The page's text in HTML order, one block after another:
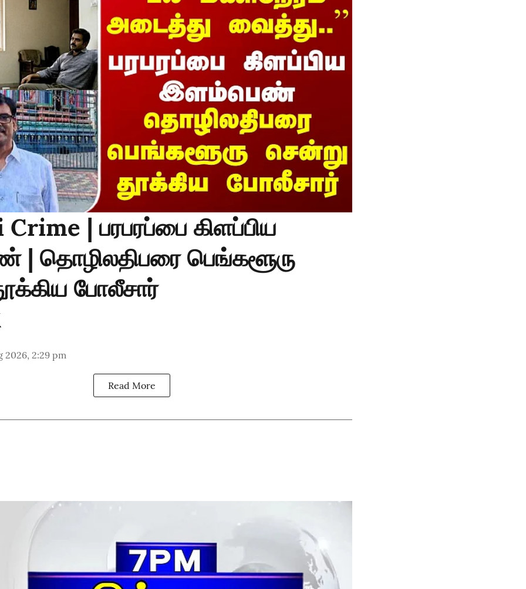
| பரபரப்பை கிளப்பிய
தொழிலதிபரை பெங்களூரு
போலீசார்
2026, 2:29 pm
Read More